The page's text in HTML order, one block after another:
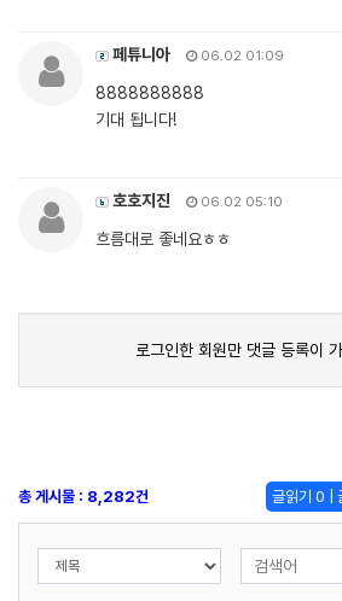
페튜니아 06.02 01:09
8888888888
기대 됩니다!
호호지진 06.02 05:10
흐름대로 좋네요ㅎㅎ
로그인한 회원만 댓글 등록이
글읽기 0 |
총 게시물 : 8,282건